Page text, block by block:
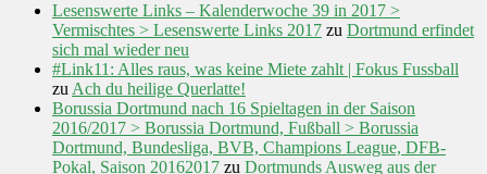
Lesenswerte Links – Kalenderwoche 39 in 2017 >
Vermischtes > Lesenswerte Links 2017 zu Dortmund erfindet
sich mal wieder neu
#Link11: Alles raus, was keine Miete zahlt | Fokus Fussball
zu Ach du heilige Querlatte!
Borussia Dortmund nach 16 Spieltagen in der Saison
2016/2017 > Borussia Dortmund, Fußball > Borussia
Dortmund, Bundesliga, BVB, Champions League, DFB-
Pokal, Saison 20162017 zu Dortmunds Ausweg aus der